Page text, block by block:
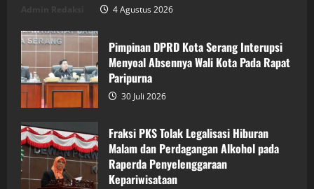
4 Agustus 2026
Pimpinan DPRD Kota Serang Interupsi
Menyoal Absennya Wali Kota Pada Rapat
Paripurna
30 Juli 2026
Fraksi PKS Tolak Legalisasi Hiburan
Malam dan Perdagangan Alkohol pada
Raperda Penyelenggaraan
Kepariwisataan